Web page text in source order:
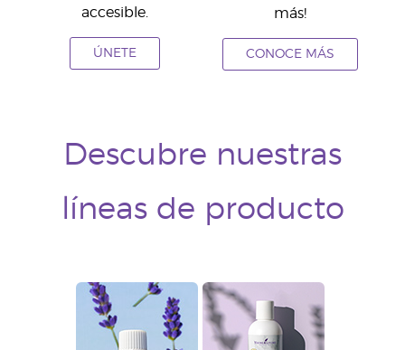
accesible.
ÚNETE
más!
CONOCE MÁS
Descubre nuestras
líneas de producto